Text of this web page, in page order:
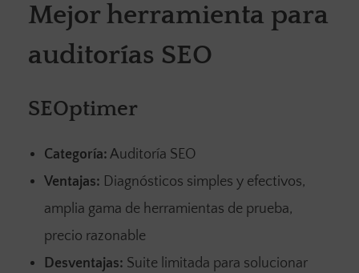
Mejor herramienta para
auditorías SEO
SEOptimer
Categoría: Auditoría SEO
Ventajas: Diagnósticos simples y efectivos,
amplia gama de herramientas de prueba,
precio razonable
Desventajas: Suite limitada para solucionar